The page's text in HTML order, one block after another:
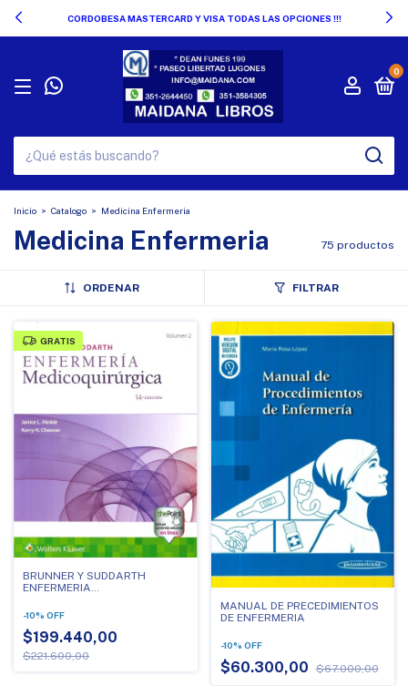
CORDOBESA MASTERCARD Y VISA TODAS LAS OPCIONES !!!
0
Inicio > Catalogo > Medicina Enfermeria
Medicina Enfermeria 75 productos
ORDENAR FILTRAR
GRATIS
BRUNNER Y SUDDARTH
ENFERMERIA
TOMOS
-10% OFF
$199.440,00
$221.600,00
MANUAL DE PRECEDIMIENTOS
DE ENFERMERIA
-10% OFF
$60.300,00 $67.000,00